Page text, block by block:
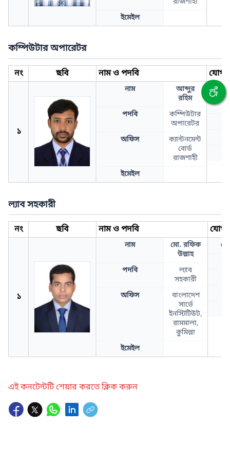
রাজশাহী
ইমেইল
কম্পিউটার অপারেটর
নং ছবি নাম ও পদবি
১
নাম
আব্দুর
রহিম
পদবি
কম্পিউটার
অপারেটর
অফিস
ক্যান্টনমেন্ট
বোর্ড
রাজশাহী
ইমেইল
ল্যাব সহকারী
নং ছবি নাম ও পদবি
১
নাম
মো. রফিক
উল্লাহ
পদবি
ল্যাব
সহকারী
অফিস
বাংলাদেশ
সার্ভে
ইনস্টিটিউট,
রামমালা,
কুমিল্লা
ইমেইল
এই কনটেন্টটি শেয়ার করতে ক্লিক করুন